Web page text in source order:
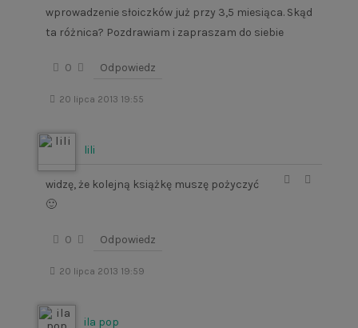
wprowadzenie słoiczków już przy 3,5 miesiąca. Skąd
ta różnica? Pozdrawiam i zapraszam do siebie
0 Odpowiedz
20 lipca 2013 19:55
lili
widzę, że kolejną książkę muszę pożyczyć
🙂
0 Odpowiedz
20 lipca 2013 19:59
ila pop